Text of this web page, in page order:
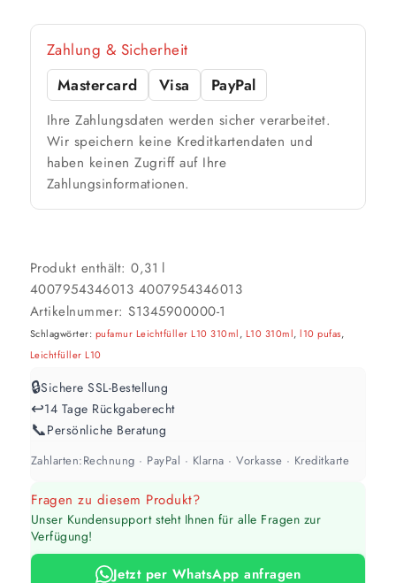
🎨 Jetziger Zustand
Farbig / dunkel
2 Anstriche empfohlen
Weiß / hell
Werte sind Richtwerte und können je nach Untergrund und Werkzeug
abweichen. Für 10 % Reserve wird automatisch aufgerundet.
Zahlung & Sicherheit
Mastercard
Visa PayPal
Ihre Zahlungsdaten werden sicher verarbeitet.
Wir speichern keine Kreditkartendaten und
haben keinen Zugriff auf Ihre
Zahlungsinformationen.
Produkt enthält: 0,31 l
4007954346013 4007954346013
Artikelnummer:S1345900000-1
Schlagwörter: pufamur Leichtfüller L10 310ml, L10 310ml,l10 pufas,
Leichtfüller L10
🔒Sichere SSL-Bestellung
↩️14 Tage Rückgaberecht
📞Persönliche Beratung
Zahlarten:Rechnung · PayPal · Klarna · Vorkasse · Kreditkarte
Fragen zu diesem Produkt?
Unser Kundensupport steht Ihnen für alle Fragen zur
Verfügung!
Jetzt per WhatsApp anfragen